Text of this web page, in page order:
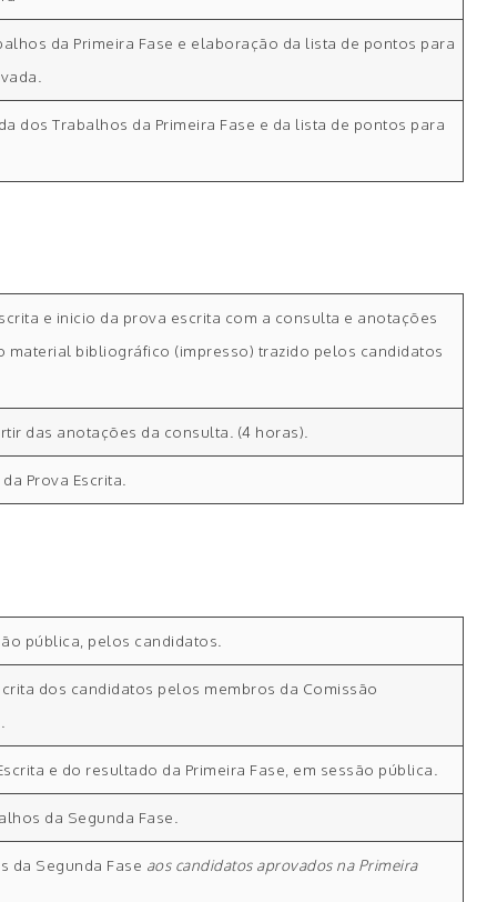
da Primeira Fase e elaboração da lista de pontos para
dos Trabalhos da Primeira Fase e da lista de pontos para
e inicio da prova escrita com a consulta e anotações
material bibliográfico (impresso) trazido pelos candidatos
das anotações da consulta. (4 horas).
Prova Escrita.
pública, pelos candidatos.
dos candidatos pelos membros da Comissão
e do resultado da Primeira Fase, em sessão pública.
da Segunda Fase.
da Segunda Fase aos candidatos aprovados na Primeira